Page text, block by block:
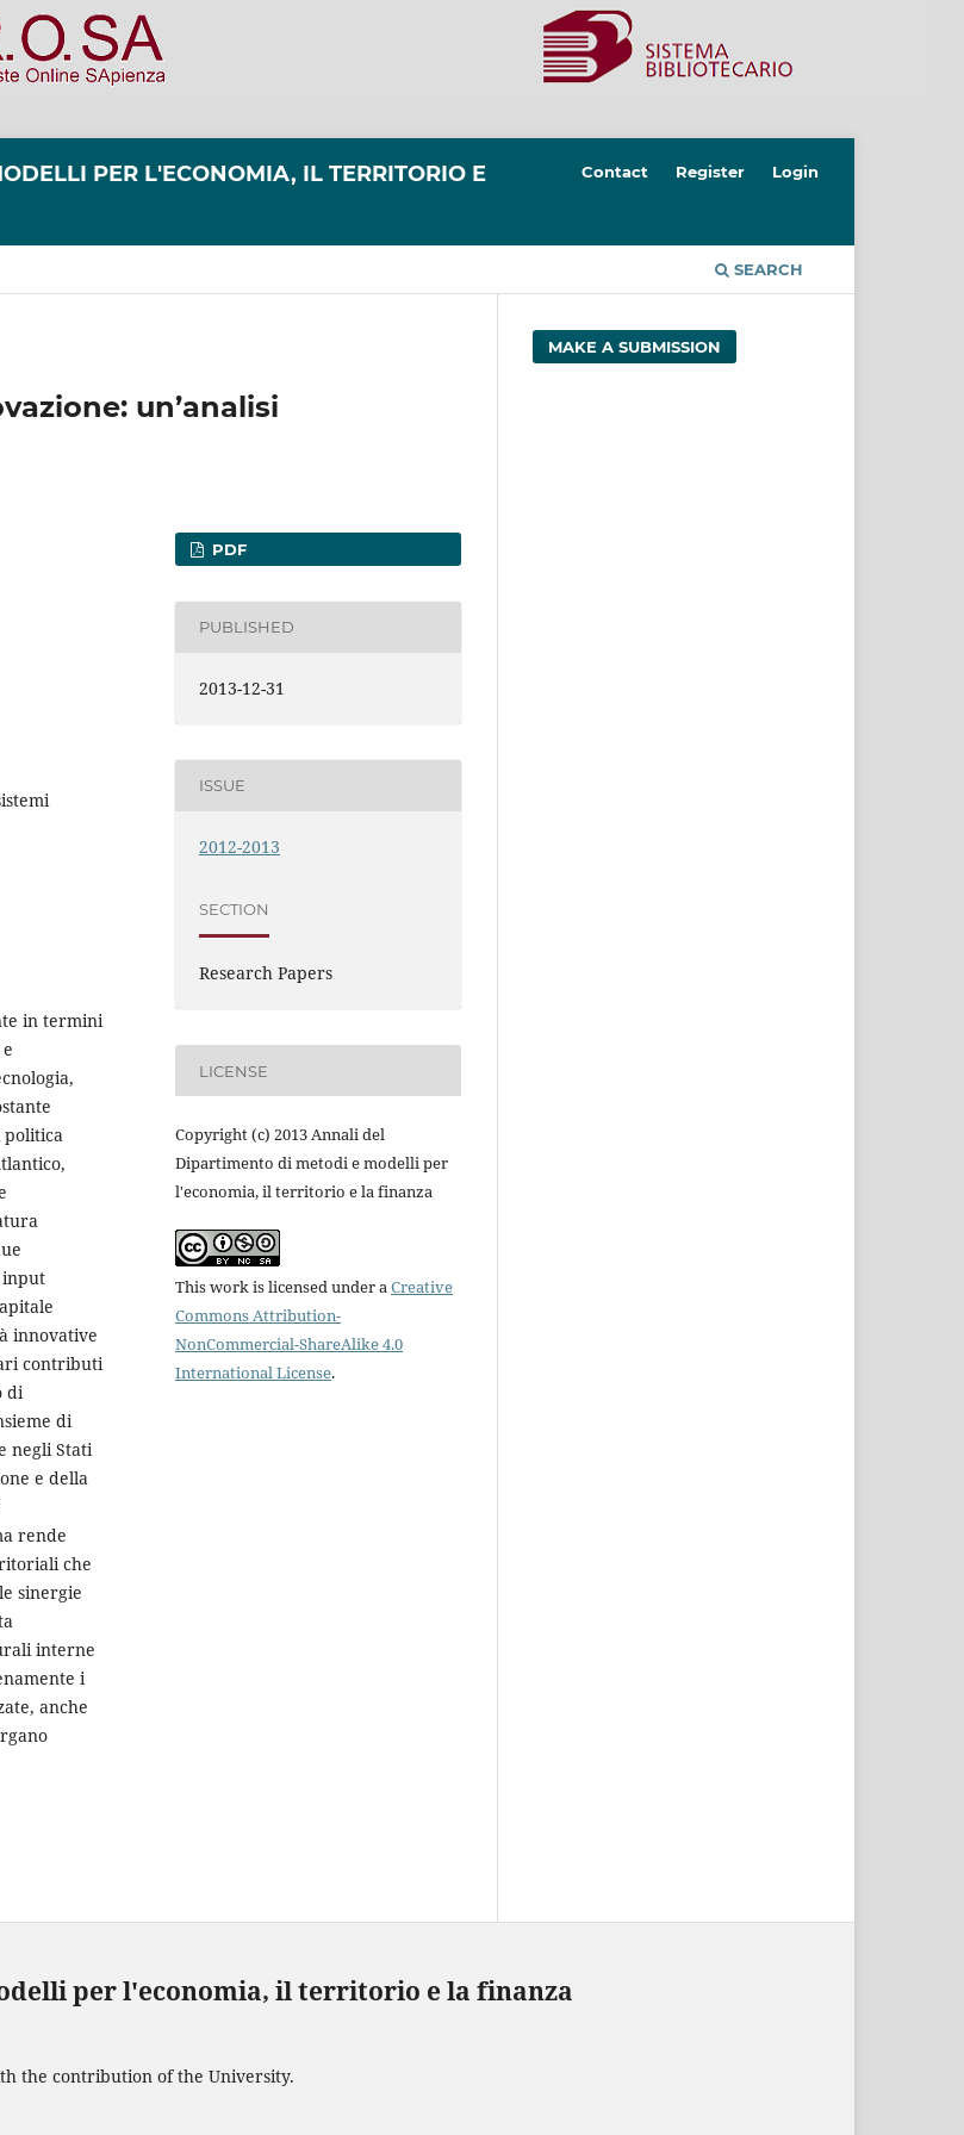
PER L'ECONOMIA, IL TERRITORIO E
SEARCH
Contact Register Login
un’analisi
in termini
politica
innovative
contributi
di
di
negli Stati
e della
rende
che
sinergie
interne
i
anche
PDF
PUBLISHED
2013-12-31
ISSUE
2012-2013
SECTION
Research Papers
LICENSE
Copyright (c) 2013 Annali del
Dipartimento di metodi e modelli per
l'economia, il territorio e la finanza
This work is licensed under aCreative
Commons Attribution-
NonCommercial-ShareAlike 4.0
International License.
MAKE A SUBMISSION
per l'economia, il territorio e la finanza
the contribution of the University.